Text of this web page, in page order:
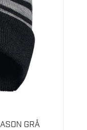
GRÅ